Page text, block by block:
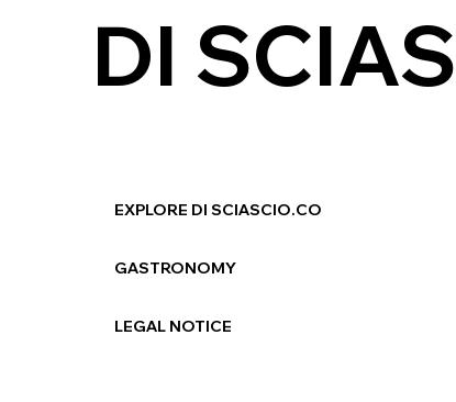
EXPLORE DI SCIASCIO.CO
GASTRONOMY
LEGAL NOTICE
DI